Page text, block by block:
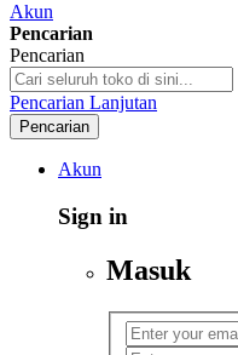
Akun
Pencarian
Pencarian
Pencarian Lanjutan
Pencarian
Akun
Sign in
Masuk